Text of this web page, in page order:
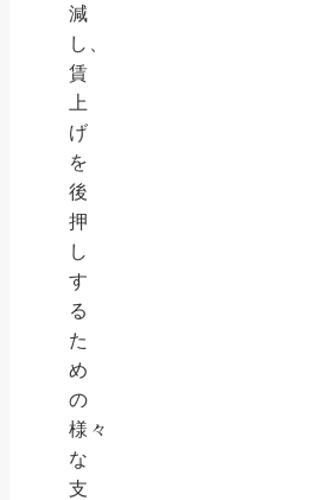
減
し、
賃
上
げ
を
後
押
し
す
る
た
め
の
様々
な
支